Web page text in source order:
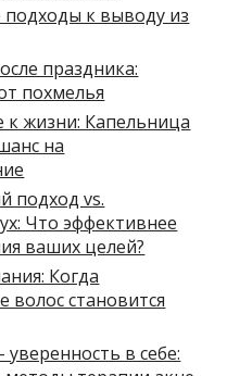
к выводу из
праздника:
похмелья
жизни: Капельница
на
подход vs.
Что эффективнее
ваших целей?
Когда
волос становится
уверенность в себе: